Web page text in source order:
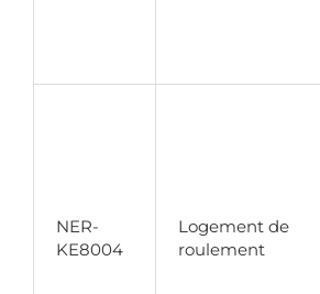
NER-
KE8004
Logement de
roulement